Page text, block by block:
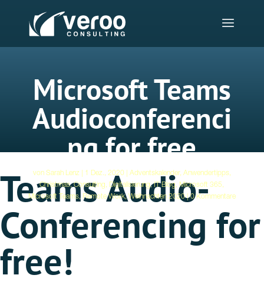
Microsoft Teams
Audioconferenci
ng for free
von Sarah Lenz 1 Dez., 2020 Adventskalender, Anwendertipps,
Christmas,Consulting, Digitalisierung,IT Blog, Microsoft 365,
Microsoft Teams, Remote Work,Weihnachten 2020 0 Kommentare
Teams Audio-
Conferencing for
free!